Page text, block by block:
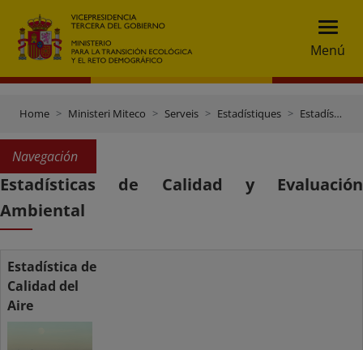
Menú
Home Ministeri Miteco Serveis Estadístiques Estadísticas de Calidad y Evaluación Ambiental
Navegación
Estadísticas de Calidad y Evaluación
Ambiental
Estadística de
Calidad del
Aire